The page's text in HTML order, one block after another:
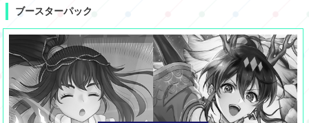
カード ルール
大会
講習会
その他
ブースターパック